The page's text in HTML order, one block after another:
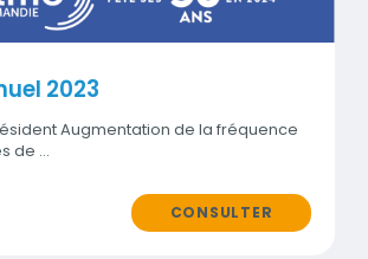
2023
Augmentation de la fréquence
de …
CONSULTER